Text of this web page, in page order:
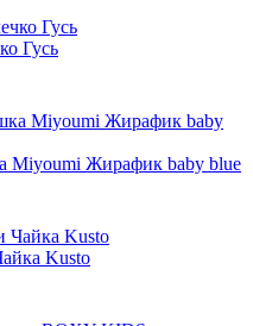
Гусь
Мiyoumi Жирафик baby blue
Kusto